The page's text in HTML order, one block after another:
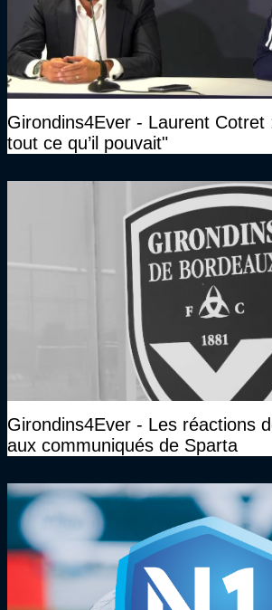
Girondins4Ever - Laurent
tout ce qu’il pouvait"
Girondins4Ever - Les réactions
aux communiqués de Sparta